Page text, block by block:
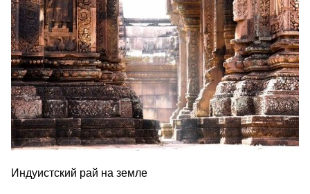
Индуистский рай на земле